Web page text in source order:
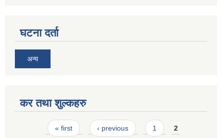
घटना दर्ता
अन्य
कर तथा शुल्कहरु
Pages« first ‹ previous 1 2